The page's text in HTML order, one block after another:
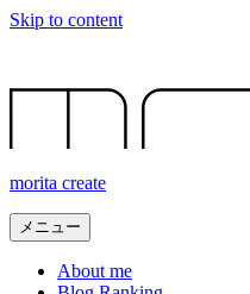
Skip to content
morita create
メニュー
About me